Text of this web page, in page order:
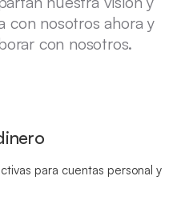
con nosotros ahora y
con nosotros.
para cuentas personal y